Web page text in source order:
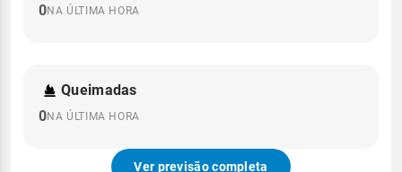
0NA ÚLTIMA HORA
Queimadas
0NA ÚLTIMA HORA
Ver previsão completa